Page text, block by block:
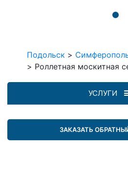
Подольск >
> Роллетная москитная
УСЛУГИ
ЗАКАЗАТЬ